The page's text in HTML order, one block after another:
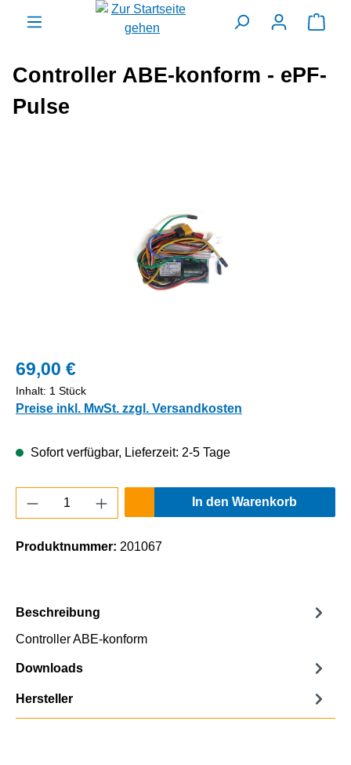
springen
Controller ABE-konform - ePF-
Pulse
69,00 €
Inhalt: 1 Stück
Preise inkl. MwSt. zzgl. Versandkosten
Sofort verfügbar, Lieferzeit: 2-5 Tage
Produkt Anzahl: Gib den gewünschten
In den Warenkorb
Produktnummer: 201067
Beschreibung
Controller ABE-konform
Downloads
Hersteller